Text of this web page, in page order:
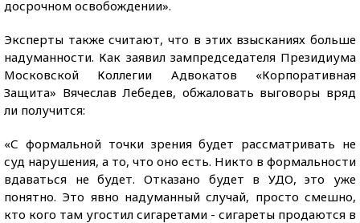
досрочном освобождении».
Эксперты также считают, что в этих взысканиях больше
надуманности. Как заявил зампредседателя Президиума
Московской Коллегии Адвокатов «Корпоративная
Защита» Вячеслав Лебедев, обжаловать выговоры вряд
ли получится:
«С формальной точки зрения будет рассматривать не
суд нарушения, а то, что оно есть. Никто в формальности
вдаваться не будет. Отказано будет в УДО, это уже
понятно. Это явно надуманный случай, просто смешно,
кто кого там угостил сигаретами - сигареты продаются в